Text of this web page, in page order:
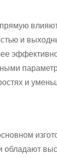
и
и
обладают